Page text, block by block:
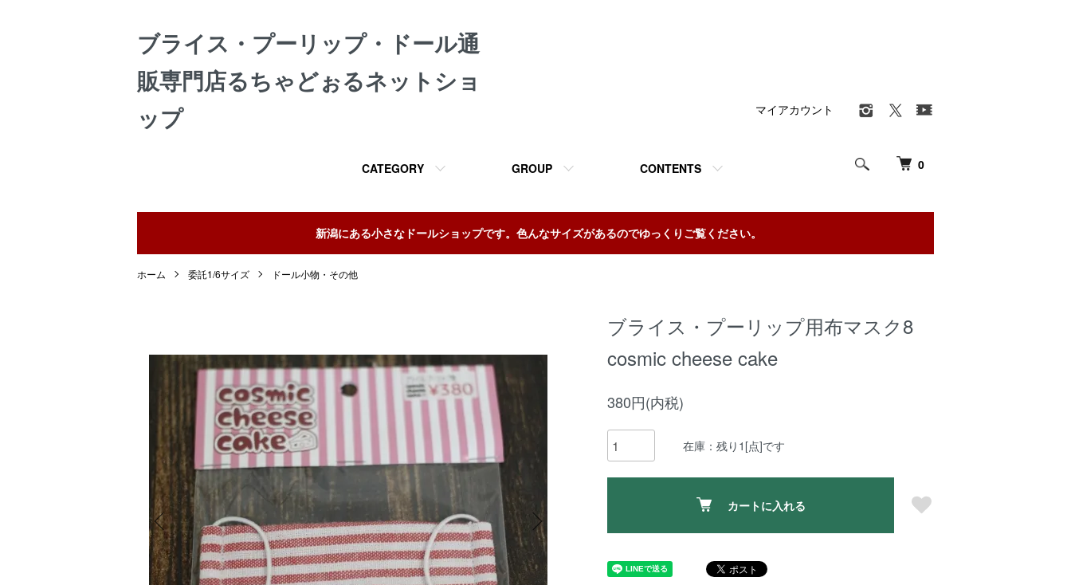
ブライス・プーリップ・ドール通
販専門店るちゃどぉるネットショ
ップ
0
CATEGORY GROUP CONTENTS
マイアカウント
新潟にある小さなドールショップです。色んなサイズがあるのでゆっくりご覧ください。
ホーム 委託1/6サイズ ドール小物・その他
ブライス・プーリップ用布マスク8
cosmic cheese cake
380円(内税)
在庫：残り1[点]です
カートに入れる